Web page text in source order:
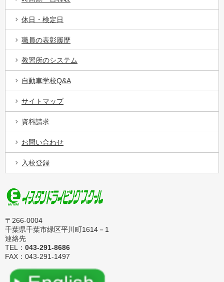
休日・検定日
職員の表彰履歴
教習所のシステム
自動車学校Q&A
サイトマップ
資料請求
お問い合わせ
入校登録
〒266-0004
千葉県千葉市緑区平川町1614－1
連絡先
TEL： 043-291-8686
FAX：043-291-1497